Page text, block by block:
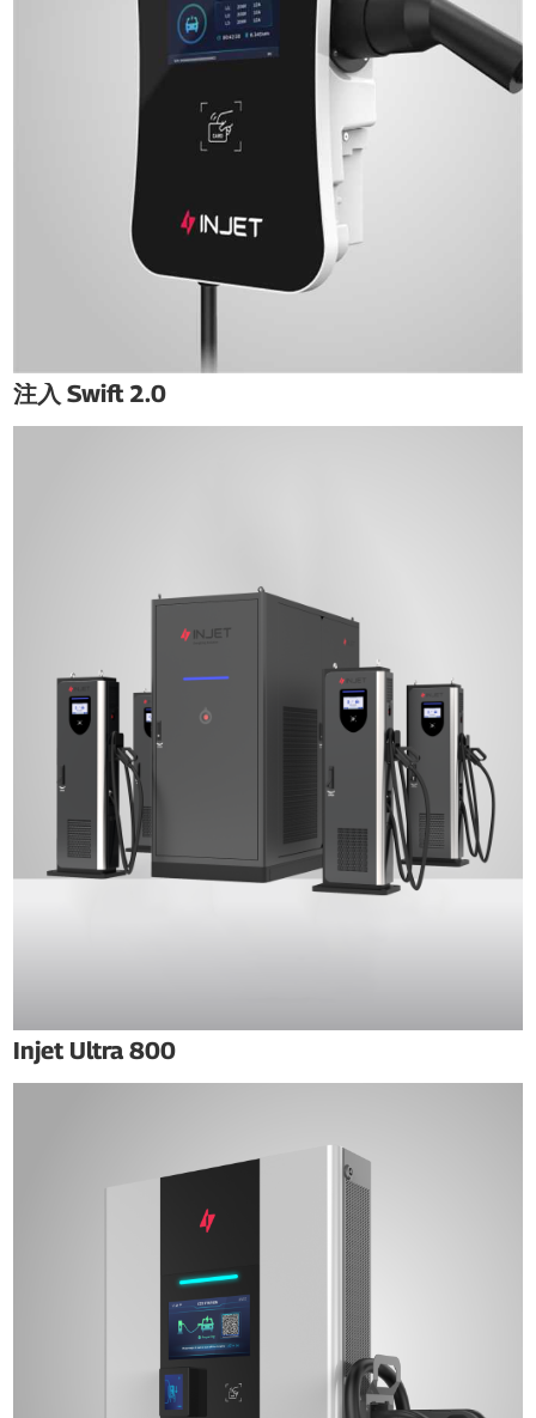
注入 Swift 2.0
Injet Ultra 800